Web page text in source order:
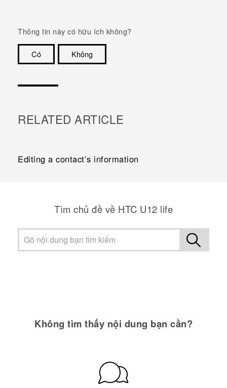
Thông tin này có hữu ích không?
Có
Không
RELATED ARTICLE
Editing a contact’s information
Tìm chủ đề về HTC U12 life
Không tìm thấy nội dung bạn cần?